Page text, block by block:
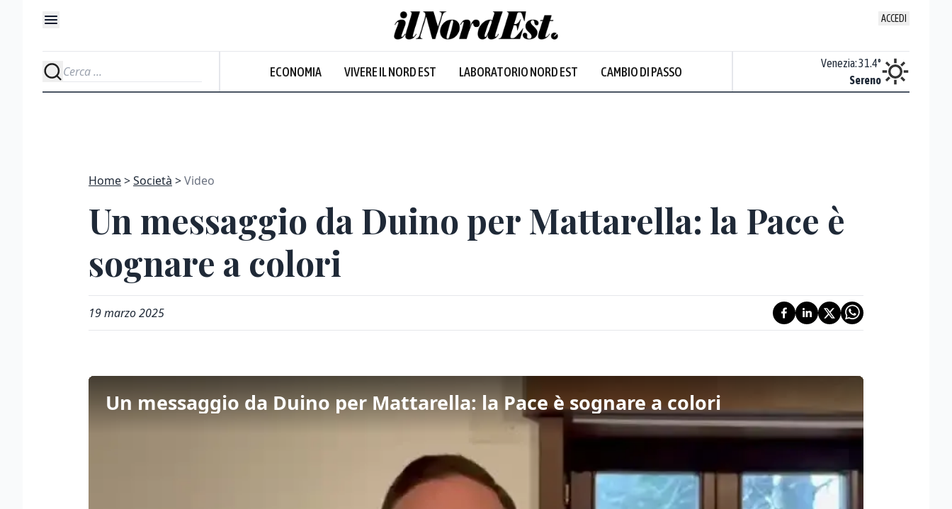
ACCEDI
ECONOMIA VIVERE IL NORD EST LABORATORIO NORD EST CAMBIO DI PASSO
Prevalentemente soleggiato
Venezia:31.4°
Sereno
Home Società Video
Un messaggio da Duino per Mattarella: la Pace è
sognare a colori
19 marzo 2025
Un messaggio da Duino per Mattarella: la Pace è sognare a colori